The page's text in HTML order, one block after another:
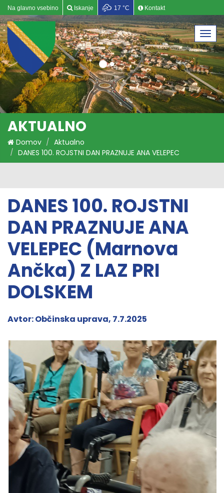
Na glavno vsebino Iskanje 17 °C Kontakt
AKTUALNO
Domov
Aktualno
DANES 100. ROJSTNI DAN PRAZNUJE ANA VELEPEC
(Marnova Ančka) Z LAZ PRI DOLSKEM
DANES 100. ROJSTNI
DAN PRAZNUJE ANA
VELEPEC (Marnova
Ančka) Z LAZ PRI
DOLSKEM
Avtor: Občinska uprava, 7.7.2025